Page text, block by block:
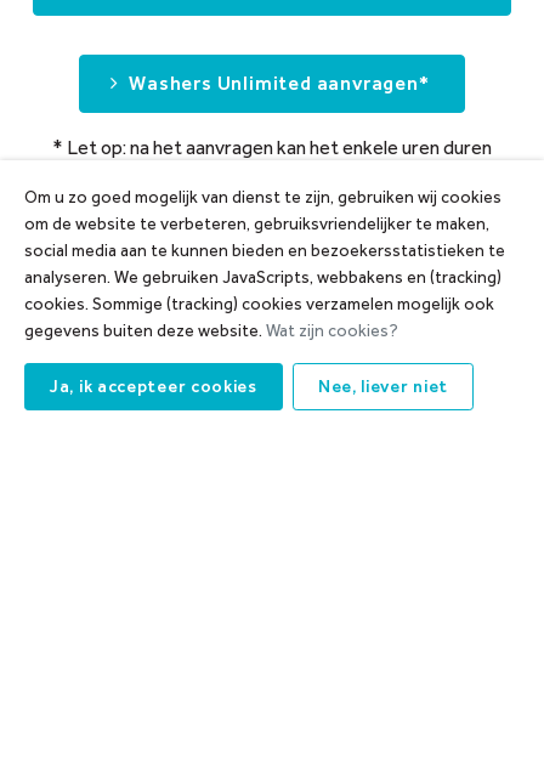
Washers Unlimited aanvragen*
* Let op: na het aanvragen kan het enkele uren duren
Om u zo goed mogelijk van dienst te zijn, gebruiken wij cookies
om de website te verbeteren, gebruiksvriendelijker te maken,
social media aan te kunnen bieden en bezoekersstatistieken te
analyseren. We gebruiken JavaScripts, webbakens en (tracking)
cookies. Sommige (tracking) cookies verzamelen mogelijk ook
gegevens buiten deze website. Wat zijn cookies?
Ja, ik accepteer cookies Nee, liever niet